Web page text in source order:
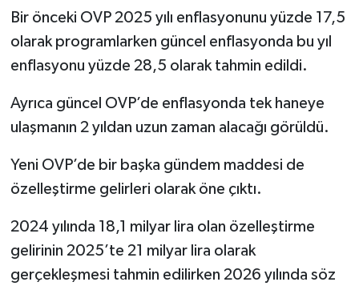
Bir önceki OVP 2025 yılı enflasyonunu yüzde 17,5
olarak programlarken güncel enflasyonda bu yıl
enflasyonu yüzde 28,5 olarak tahmin edildi.
Ayrıca güncel OVP’de enflasyonda tek haneye
ulaşmanın 2 yıldan uzun zaman alacağı görüldü.
Yeni OVP’de bir başka gündem maddesi de
özelleştirme gelirleri olarak öne çıktı.
2024 yılında 18,1 milyar lira olan özelleştirme
gelirinin 2025’te 21 milyar lira olarak
gerçekleşmesi tahmin edilirken 2026 yılında söz